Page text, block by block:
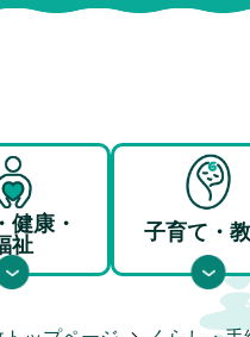
健康・
祉
子育て・